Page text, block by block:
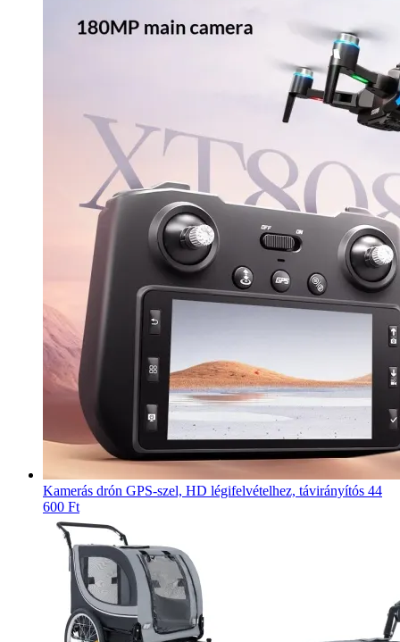
Kamerás drón GPS-szel, HD légifelvételhez, távirányítós 44
600 Ft